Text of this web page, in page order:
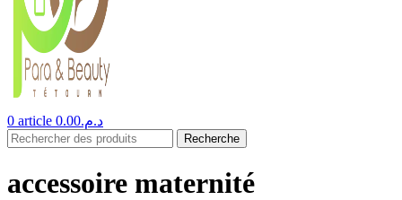
0 article د.م.0.00
Recherche
accessoire maternité